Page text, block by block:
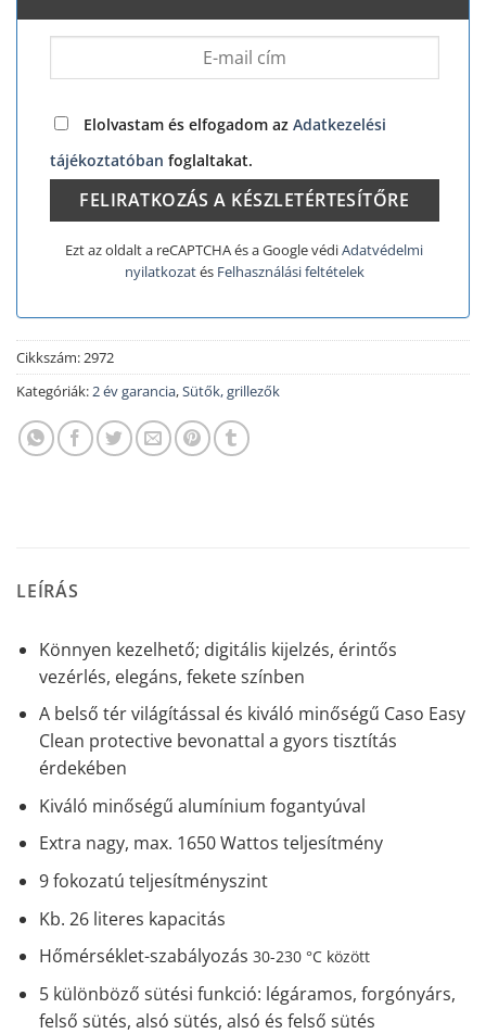
Elolvastam és elfogadom az Adatkezelési
tájékoztatóban foglaltakat.
Ezt az oldalt a reCAPTCHA és a Google védiAdatvédelmi
nyilatkozatés Felhasználási feltételek
Cikkszám:2972
Kategóriák:2 év garancia,Sütők, grillezők
LEÍRÁS
Könnyen kezelhető; digitális kijelzés, érintős
vezérlés, elegáns, fekete színben
A belső tér világítással és kiváló minőségű Caso Easy
Clean protective bevonattal a gyors tisztítás
érdekében
Kiváló minőségű alumínium fogantyúval
Extra nagy, max. 1650 Wattos teljesítmény
9 fokozatú teljesítményszint
Kb. 26 literes kapacitás
Hőmérséklet-szabályozás 30-230 °C között
5 különböző sütési funkció: légáramos, forgónyárs,
felső sütés, alsó sütés, alsó és felső sütés